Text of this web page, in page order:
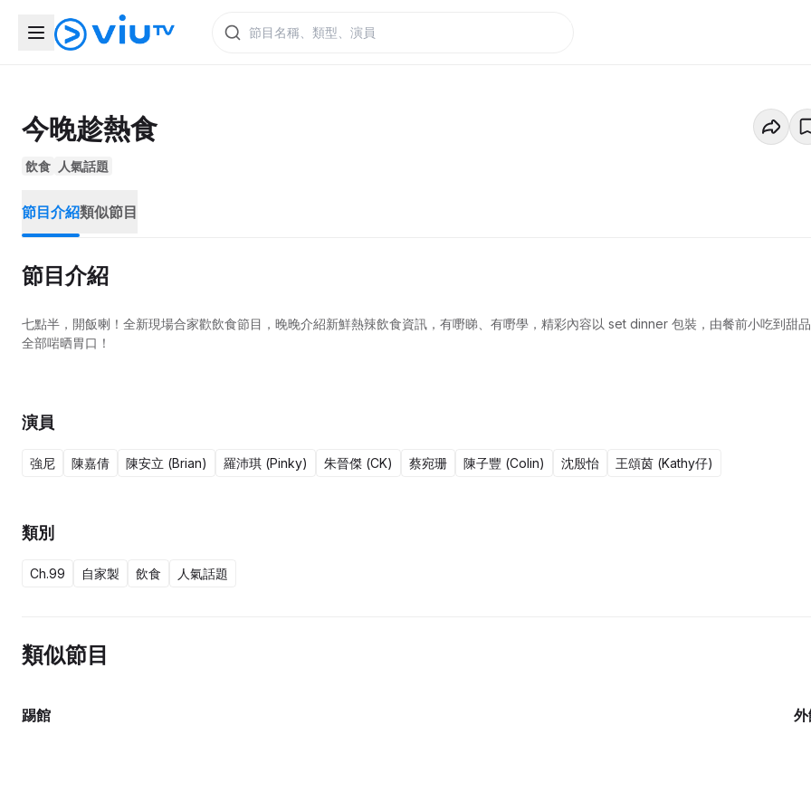
今晚趁熱食
飲食 人氣話題
節目介紹類似節目
節目介紹
七點半，開飯喇！全新現場合家歡飲食節目，晚晚介紹新鮮熱辣飲食資訊，有嘢睇、有嘢學，精彩內容以 set dinner 包裝，由餐前小吃到甜
全部啱晒胃口！
演員
強尼 陳嘉倩 陳安立 (Brian) 羅沛琪 (Pinky) 朱晉傑 (CK) 蔡宛珊 陳子豐 (Colin) 沈殷怡 王頌茵 (Kathy仔)
類別
Ch.99 自家製 飲食 人氣話題
類似節目
踢館